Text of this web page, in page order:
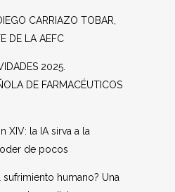
CARRIAZO TOBAR,
DE LA AEFC
2025.
DE FARMACÉUTICOS
XIV: la IA sirva a la
de pocos
humano? Una